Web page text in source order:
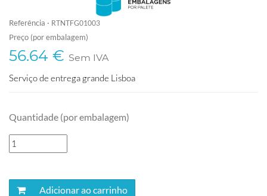
Referência · RTNTFG01003
Preço (por embalagem)
56.64 € Sem IVA
Serviço de entrega grande Lisboa
Quantidade (por embalagem)
Adicionar ao carrinho